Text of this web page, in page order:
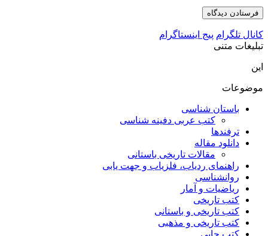
کانال تلگرام پیج اینستاگرام
تبلیغات متنی
این
موضوعات
باستان شناسی
کتب عربی دفینه شناسی
ترفندها
دانلود مقاله
مقالات تاریخی باستانی
راهنمای ردیاب، فلزیاب و جهت یابی
روانشناسی
ریاضیات و آمار
کتب تاریخی
کتب تاریخی و باستانی
کتب تاریخی و مذهبی
کتب چاپی